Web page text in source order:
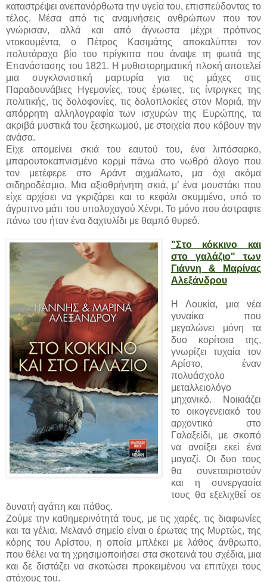
καταστρέψει ανεπανόρθωτα την υγεία του, επισπεύδοντας το
τέλος. Μέσα από τις αναμνήσεις ανθρώπων που τον
γνώρισαν, αλλά και από άγνωστα μέχρι πρότινος
ντοκουμέντα, ο Πέτρος Κασιμάτης αποκαλύπτει τον
πολυτάραχο βίο του πρίγκιπα που άναψε τη φωτιά της
Επανάστασης του 1821. Η μυθιστορηματική πλοκή αποτελεί
μια συγκλονιστική μαρτυρία για τις μάχες στις
Παραδουνάβιες Ηγεμονίες, τους έρωτες, τις ίντριγκες της
πολιτικής, τις δολοφονίες, τις δολοπλοκίες στον Μοριά, την
απόρρητη αλληλογραφία των ισχυρών της Ευρώπης, τα
ακριβά μυστικά του ξεσηκωμού, με στοιχεία που κόβουν την
ανάσα.
Είχε απομείνει σκιά του εαυτού του, ένα λιπόσαρκο,
μπαρουτοκαπνισμένο κορμί πάνω στο νωθρό άλογο που
τον μετέφερε στο Αράντ αιχμάλωτο, μα όχι ακόμα
σιδηροδέσμιο. Μια αξιοθρήνητη σκιά, μ’ ένα μουστάκι που
είχε αρχίσει να γκριζάρει και το κεφάλι σκυμμένο, υπό το
άγρυπνο μάτι του υπολοχαγού Χένρι. Το μόνο που άστραφτε
πάνω του ήταν ένα δαχτυλίδι με θαμπό θυρεό.
"Στο κόκκινο και
στο γαλάζιο" των
Γιάννη & Μαρίνας
Αλεξάνδρου
Η Λουκία, μια νέα
γυναίκα που
μεγαλώνει μόνη τα
δυο κορίτσια της,
γνωρίζει τυχαία τον
Αρίστο, έναν
πολυάσχολο
μεταλλειολόγο
μηχανικό. Νοικιάζει
το οικογενειακό του
αρχοντικό στο
Γαλαξείδι, με σκοπό
να ανοίξει εκεί ένα
μαγαζί. Οι δυο τους
θα συνεταιριστούν
και η συνεργασία
τους θα εξελιχθεί σε
δυνατή αγάπη και πάθος.
Ζούμε την καθημερινότητά τους, με τις χαρές, τις διαφωνίες
και τα γέλια. Μελανό σημείο είναι ο έρωτας της Μυρτώς, της
κόρης του Αρίστου, η οποία μπλέκει με λάθος άνθρωπο,
που θέλει να τη χρησιμοποιήσει στα σκοτεινά του σχέδια, μια
και δε διστάζει να σκοτώσει προκειμένου να επιτύχει τους
στόχους του.